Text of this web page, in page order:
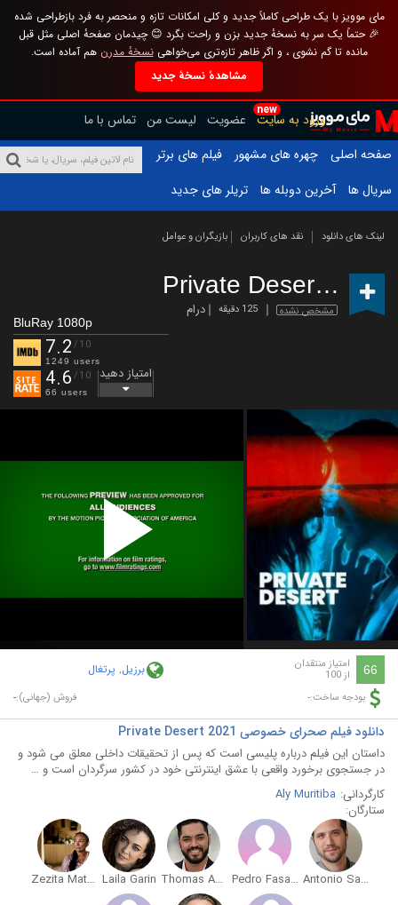
مای موویز با یک طراحی کاملاً جدید و کلی امکانات تازه و منحصر به فرد بازطراحی شده
🎉 حتماً یک سر به نسخهٔ جدید بزن و راحت بگرد 😊 چیدمان صفحهٔ اصلی مثل قبل
مانده تا گم نشوی ، و اگر ظاهر تازه‌تری می‌خواهینسخهٔ مدرن هم آماده است.
مشاهدهٔ نسخهٔ جدید
new
ورود به سایت عضویت لیست من تماس با ما
صفحه اصلی
چهره های مشهور
فیلم های برتر
سریال ها
آخرین دوبله ها تریلر های جدید
لینک های دانلود نقد های کاربران بازیگران و عوامل
Private Desert(2021)
مشخص نشده 125 دقیقه درام
BluRay 1080p
7.2 /10
1249 users
4.6 /10
66 users
امتیاز دهید
Play
Video
66 امتیاز منتقدان
از 100 برزیل, پرتغال
بودجه ساخت:- فروش (جهانی):-
دانلود فیلم صحرای خصوصی Private Desert 2021
داستان این فیلم درباره پلیسی است که پس از تحقیقات داخلی معلق می شود و
در جستجوی برخورد واقعی با عشق اینترنتی خود در کشور سرگردان است و …
کارگردانی: Aly Muritiba
ستارگان:
Antonio Saboia
Pedro Fasanaro
Thomas Aquino
Laila Garin
Zezita Matos